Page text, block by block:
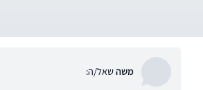
משהשאל/ה: